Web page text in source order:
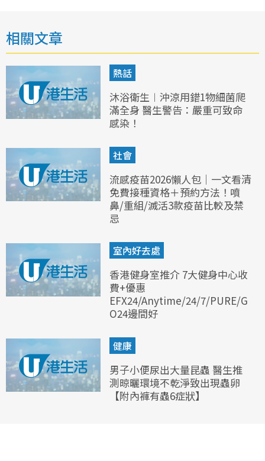
相關文章
熱話
沐浴衛生︱沖涼用錯1物細菌爬
滿全身 醫生警告：嚴重可致命
感染！
社會
流感疫苗2026懶人包｜一文看清
免費接種資格＋預約方法！噴
鼻/重組/滅活3款疫苗比較及禁
忌
室內好去處
香港健身室推介 7大健身中心收
費+優惠
EFX24/Anytime/24/7/PURE/G
O24邊間好
健康
男子小便尿出大量昆蟲 醫生推
測晾曬環境不乾淨致出現蟲卵
【附內褲有蟲6症狀】